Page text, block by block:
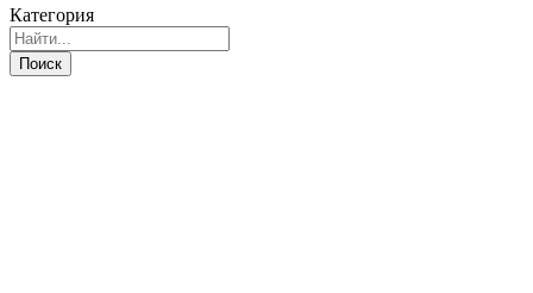
Категория
Поиск